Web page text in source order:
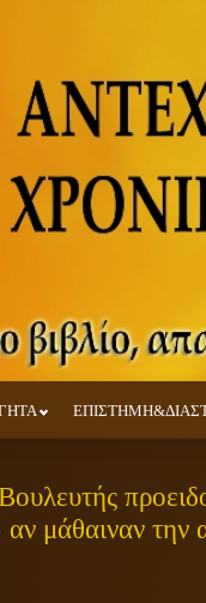
μάθαιναν την